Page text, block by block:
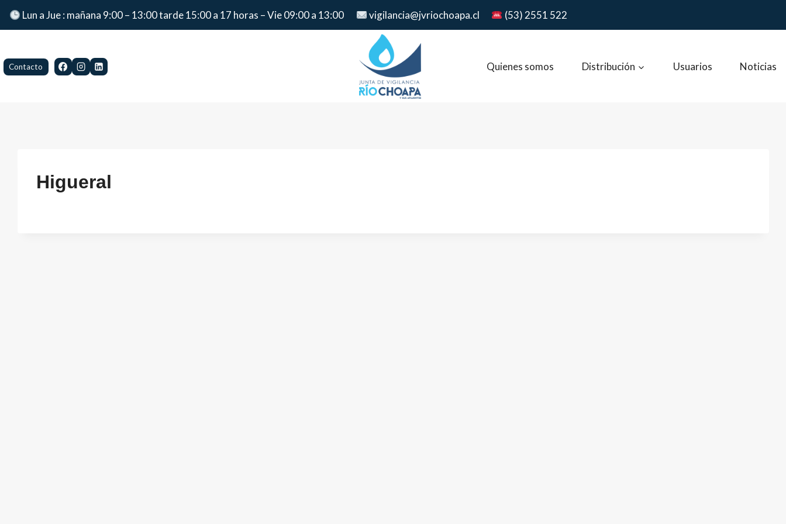
Lun a Jue : mañana 9:00 – 13:00 tarde 15:00 a 17 horas – Vie 09:00 a 13:00 vigilancia@jvriochoapa.cl (53) 2551 522
Contacto Quienes somos Distribución Usuarios Noticias
Higueral